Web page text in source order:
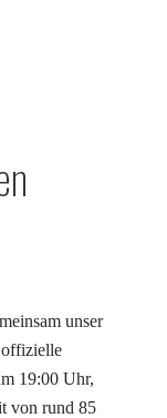
unser
offizielle
19:00 Uhr,
von rund 85